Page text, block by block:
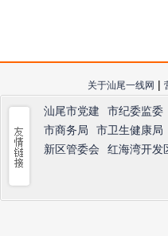
关于汕尾一线网 |
汕尾市党建 市纪委监委
市商务局
市卫生健康局
新区管委会
红海湾开发